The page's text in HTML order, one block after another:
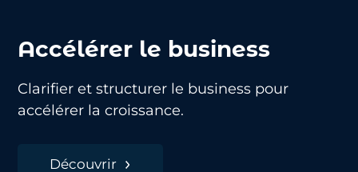
Accélérer le business
Clarifier et structurer le business pour
accélérer la croissance.
Découvrir